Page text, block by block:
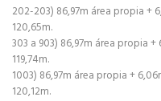
202-203) 86,97m área propia +
120,65m.
303 a 903) 86,97m área propia
119,74m.
1003) 86,97m área propia +
120,12m.